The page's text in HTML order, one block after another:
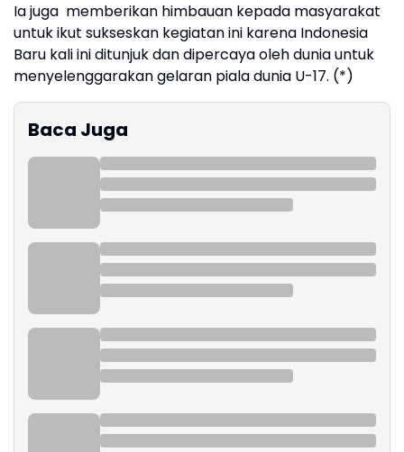
Ia juga memberikan himbauan kepada masyarakat
untuk ikut sukseskan kegiatan ini karena Indonesia
Baru kali ini ditunjuk dan dipercaya oleh dunia untuk
menyelenggarakan gelaran piala dunia U-17. (*)
Baca Juga